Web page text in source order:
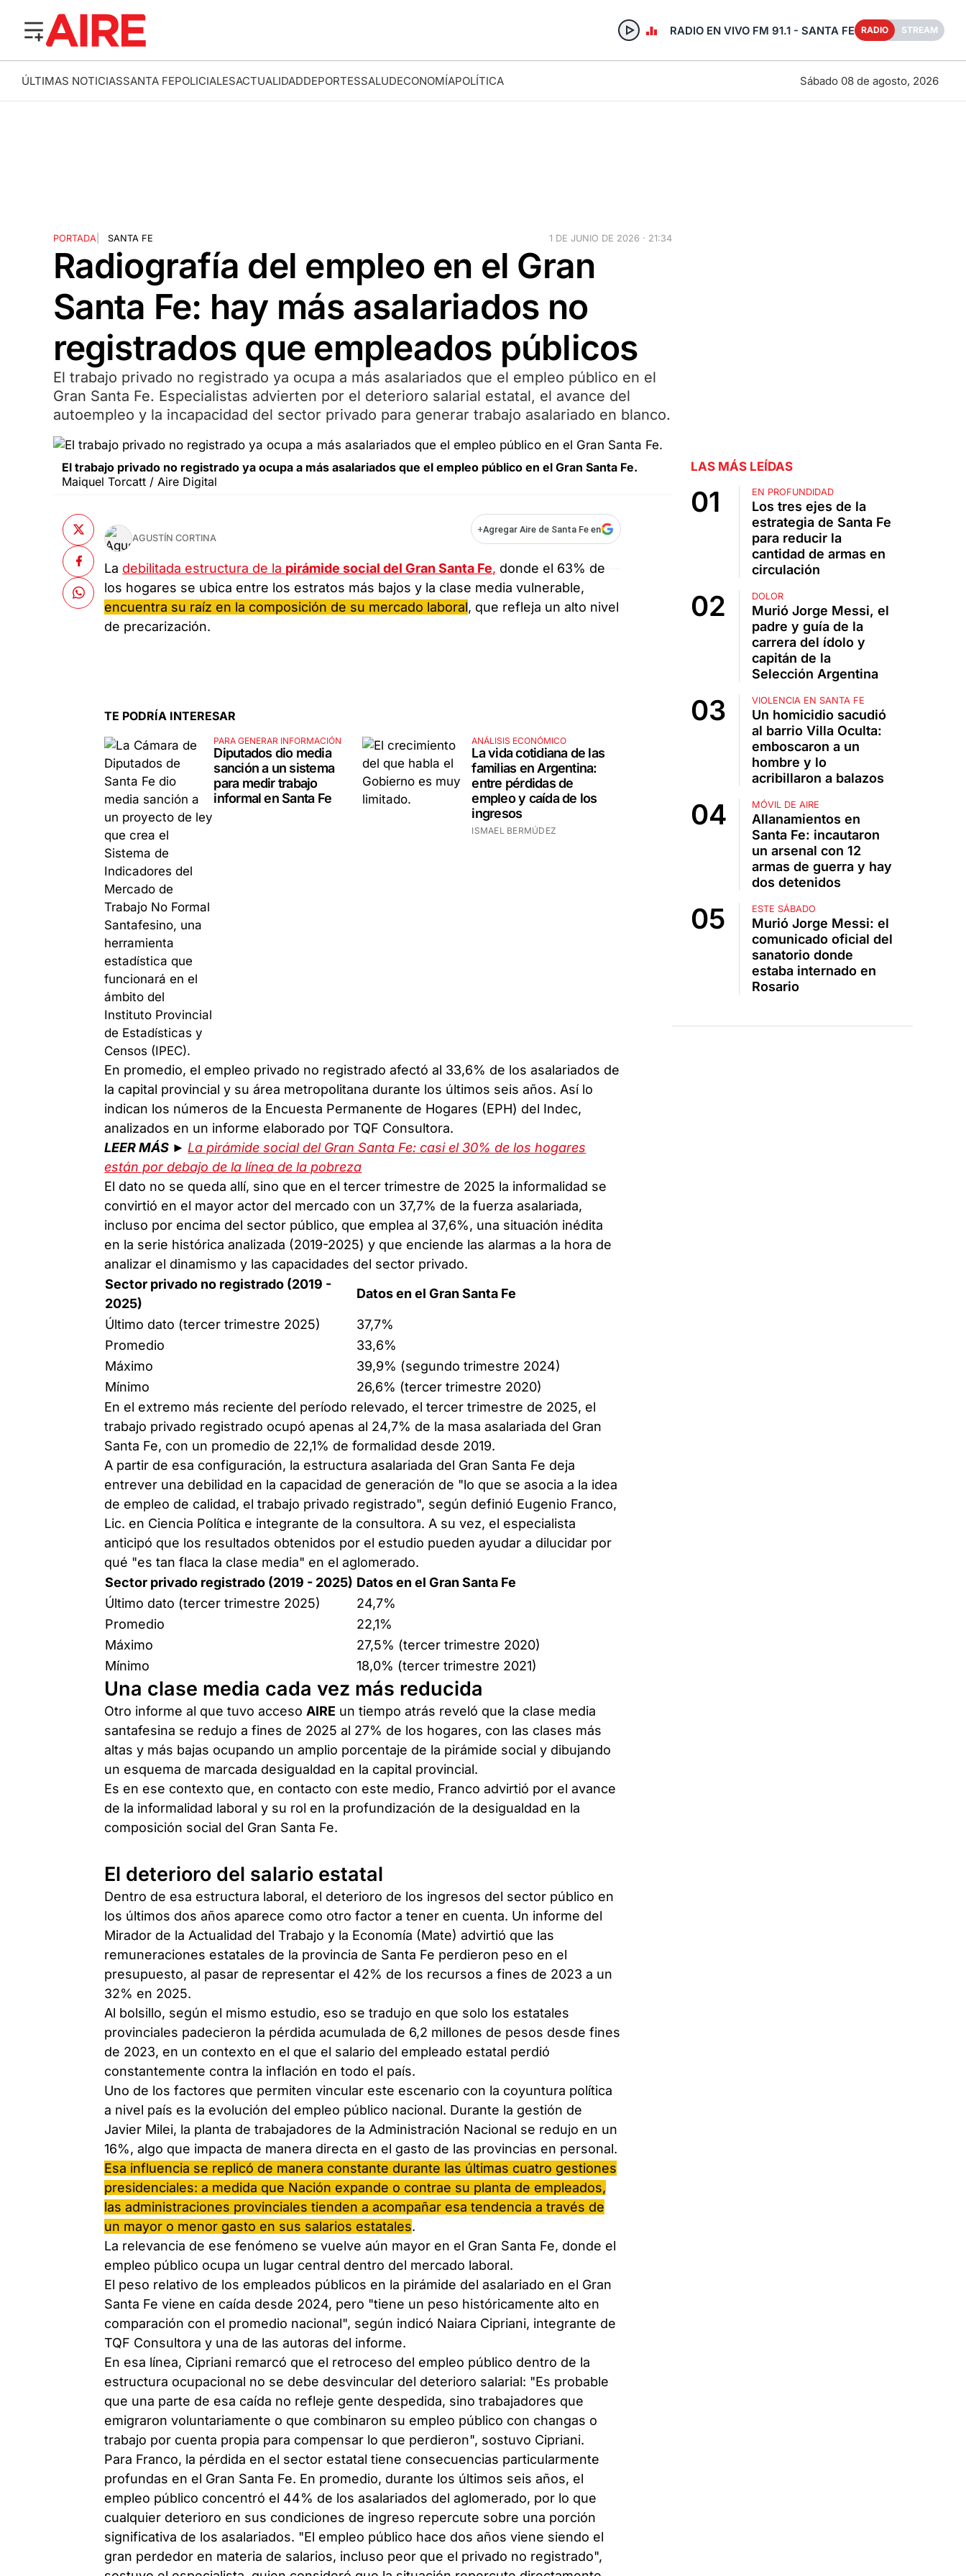
RADIO EN VIVO FM 91.1 - SANTA FE RADIO STREAM
ÚLTIMAS NOTICIASSANTA FEPOLICIALESACTUALIDADDEPORTESSALUDECONOMÍAPOLÍTICA Sábado 08 de agosto, 2026
PORTADA| SANTA FE 1 DE JUNIO DE 2026 · 21:34
Radiografía del empleo en el Gran
Santa Fe: hay más asalariados no
registrados que empleados públicos
El trabajo privado no registrado ya ocupa a más asalariados que el empleo público en el
Gran Santa Fe. Especialistas advierten por el deterioro salarial estatal, el avance del
autoempleo y la incapacidad del sector privado para generar trabajo asalariado en blanco.
El trabajo privado no registrado ya ocupa a más asalariados que el empleo público en el Gran Santa Fe.
Maiquel Torcatt / Aire Digital
AGUSTÍN CORTINA
+Agregar Aire de Santa Fe en
La debilitada estructura de la pirámide social del Gran Santa Fe, donde el 63% de
los hogares se ubica entre los estratos más bajos y la clase media vulnerable,
encuentra su raíz en la composición de su mercado laboral, que refleja un alto nivel
de precarización.
TE PODRÍA INTERESAR
PARA GENERAR INFORMACIÓN
Diputados dio media
sanción a un sistema
para medir trabajo
informal en Santa Fe
ANÁLISIS ECONÓMICO
La vida cotidiana de las
familias en Argentina:
entre pérdidas de
empleo y caída de los
ingresos
ISMAEL BERMÚDEZ
En promedio, el empleo privado no registrado afectó al 33,6% de los asalariados de
la capital provincial y su área metropolitana durante los últimos seis años. Así lo
indican los números de la Encuesta Permanente de Hogares (EPH) del Indec,
analizados en un informe elaborado por TQF Consultora.
LEER MÁS ► La pirámide social del Gran Santa Fe: casi el 30% de los hogares
están por debajo de la línea de la pobreza
El dato no se queda allí, sino que en el tercer trimestre de 2025 la informalidad se
convirtió en el mayor actor del mercado con un 37,7% de la fuerza asalariada,
incluso por encima del sector público, que emplea al 37,6%, una situación inédita
en la serie histórica analizada (2019-2025) y que enciende las alarmas a la hora de
analizar el dinamismo y las capacidades del sector privado.
Sector privado no registrado (2019 -
2025)
Datos en el Gran Santa Fe
Último dato (tercer trimestre 2025)
37,7%
Promedio
33,6%
Máximo
39,9% (segundo trimestre 2024)
Mínimo
26,6% (tercer trimestre 2020)
En el extremo más reciente del período relevado, el tercer trimestre de 2025, el
trabajo privado registrado ocupó apenas al 24,7% de la masa asalariada del Gran
Santa Fe, con un promedio de 22,1% de formalidad desde 2019.
A partir de esa configuración, la estructura asalariada del Gran Santa Fe deja
entrever una debilidad en la capacidad de generación de "lo que se asocia a la idea
de empleo de calidad, el trabajo privado registrado", según definió Eugenio Franco,
Lic. en Ciencia Política e integrante de la consultora. A su vez, el especialista
anticipó que los resultados obtenidos por el estudio pueden ayudar a dilucidar por
qué "es tan flaca la clase media" en el aglomerado.
Sector privado registrado (2019 - 2025) Datos en el Gran Santa Fe
Último dato (tercer trimestre 2025)
24,7%
Promedio
22,1%
Máximo
27,5% (tercer trimestre 2020)
Mínimo
18,0% (tercer trimestre 2021)
Una clase media cada vez más reducida
Otro informe al que tuvo acceso AIRE un tiempo atrás reveló que la clase media
santafesina se redujo a fines de 2025 al 27% de los hogares, con las clases más
altas y más bajas ocupando un amplio porcentaje de la pirámide social y dibujando
un esquema de marcada desigualdad en la capital provincial.
Es en ese contexto que, en contacto con este medio, Franco advirtió por el avance
de la informalidad laboral y su rol en la profundización de la desigualdad en la
composición social del Gran Santa Fe.
El deterioro del salario estatal
Dentro de esa estructura laboral, el deterioro de los ingresos del sector público en
los últimos dos años aparece como otro factor a tener en cuenta. Un informe del
Mirador de la Actualidad del Trabajo y la Economía (Mate) advirtió que las
remuneraciones estatales de la provincia de Santa Fe perdieron peso en el
presupuesto, al pasar de representar el 42% de los recursos a fines de 2023 a un
32% en 2025.
Al bolsillo, según el mismo estudio, eso se tradujo en que solo los estatales
provinciales padecieron la pérdida acumulada de 6,2 millones de pesos desde fines
de 2023, en un contexto en el que el salario del empleado estatal perdió
constantemente contra la inflación en todo el país.
Uno de los factores que permiten vincular este escenario con la coyuntura política
a nivel país es la evolución del empleo público nacional. Durante la gestión de
Javier Milei, la planta de trabajadores de la Administración Nacional se redujo en un
16%, algo que impacta de manera directa en el gasto de las provincias en personal.
Esa influencia se replicó de manera constante durante las últimas cuatro gestiones
presidenciales: a medida que Nación expande o contrae su planta de empleados,
las administraciones provinciales tienden a acompañar esa tendencia a través de
un mayor o menor gasto en sus salarios estatales.
La relevancia de ese fenómeno se vuelve aún mayor en el Gran Santa Fe, donde el
empleo público ocupa un lugar central dentro del mercado laboral.
El peso relativo de los empleados públicos en la pirámide del asalariado en el Gran
Santa Fe viene en caída desde 2024, pero "tiene un peso históricamente alto en
comparación con el promedio nacional", según indicó Naiara Cipriani, integrante de
TQF Consultora y una de las autoras del informe.
En esa línea, Cipriani remarcó que el retroceso del empleo público dentro de la
estructura ocupacional no se debe desvincular del deterioro salarial: "Es probable
que una parte de esa caída no refleje gente despedida, sino trabajadores que
emigraron voluntariamente o que combinaron su empleo público con changas o
trabajo por cuenta propia para compensar lo que perdieron", sostuvo Cipriani.
Para Franco, la pérdida en el sector estatal tiene consecuencias particularmente
profundas en el Gran Santa Fe. En promedio, durante los últimos seis años, el
empleo público concentró el 44% de los asalariados del aglomerado, por lo que
cualquier deterioro en sus condiciones de ingreso repercute sobre una porción
significativa de los asalariados. "El empleo público hace dos años viene siendo el
gran perdedor en materia de salarios, incluso peor que el privado no registrado",
LAS MÁS LEÍDAS
EN PROFUNDIDAD
Los tres ejes de la
estrategia de Santa Fe
para reducir la
cantidad de armas en
circulación
DOLOR
Murió Jorge Messi, el
padre y guía de la
carrera del ídolo y
capitán de la
Selección Argentina
VIOLENCIA EN SANTA FE
Un homicidio sacudió
al barrio Villa Oculta:
emboscaron a un
hombre y lo
acribillaron a balazos
MÓVIL DE AIRE
Allanamientos en
Santa Fe: incautaron
un arsenal con 12
armas de guerra y hay
dos detenidos
ESTE SÁBADO
Murió Jorge Messi: el
comunicado oficial del
sanatorio donde
estaba internado en
Rosario